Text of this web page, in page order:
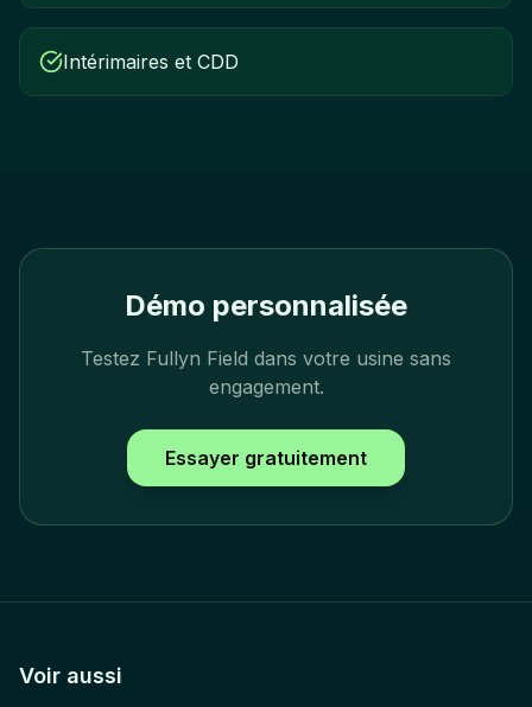
Intérimaires et CDD
Démo personnalisée
Testez Fullyn Field dans votre usine sans
engagement.
Essayer gratuitement
Voir aussi